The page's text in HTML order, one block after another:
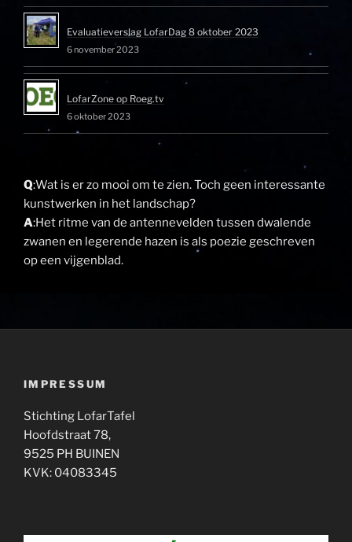
Evaluatieverslag LofarDag 8 oktober 2023
6 november 2023
LofarZone op Roeg.tv
6 oktober 2023
Q:Wat is er zo mooi om te zien. Toch geen interessante
kunstwerken in het landschap?
A:Het ritme van de antennevelden tussen dwalende
zwanen en legerende hazen is als poezie geschreven
op een vijgenblad.
IMPRESSUM
Stichting LofarTafel
Hoofdstraat 78,
9525 PH BUINEN
KVK: 04083345